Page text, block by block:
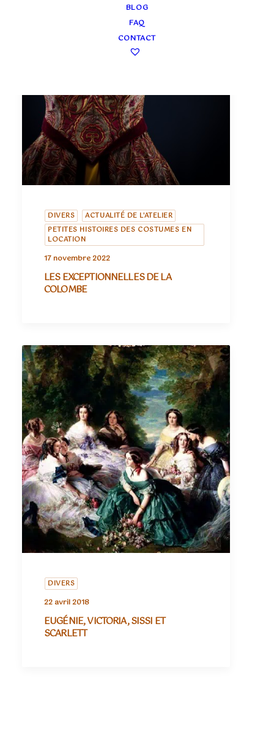
BLOG
FAQ
CONTACT
DIVERS
ACTUALITÉ DE L'ATELIER
PETITES HISTOIRES DES COSTUMES EN
LOCATION
17 novembre 2022
LES EXCEPTIONNELLES DE LA
COLOMBE
DIVERS
22 avril 2018
EUGÉNIE, VICTORIA, SISSI ET
SCARLETT